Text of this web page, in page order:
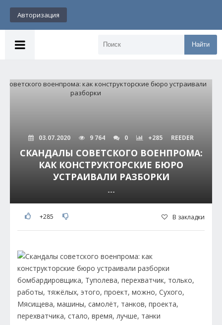
Авторизация
Найти
03.07.2020 9 764 0 +285 REEDER
СКАНДАЛЫ СОВЕТСКОГО ВОЕНПРОМА:
КАК КОНСТРУКТОРСКИЕ БЮРО
УСТРАИВАЛИ РАЗБОРКИ
---
+285 В закладки